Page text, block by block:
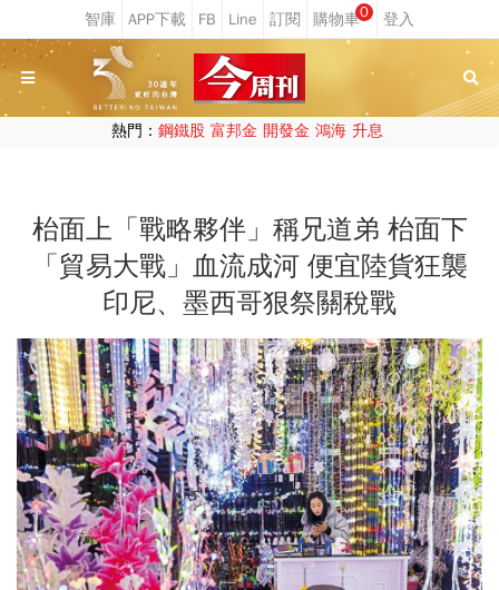
0
熱門： 鋼鐵股 富邦金 開發金 鴻海 升息
枱面上「戰略夥伴」稱兄道弟 枱面下
「貿易大戰」血流成河 便宜陸貨狂襲
印尼、墨西哥狠祭關稅戰